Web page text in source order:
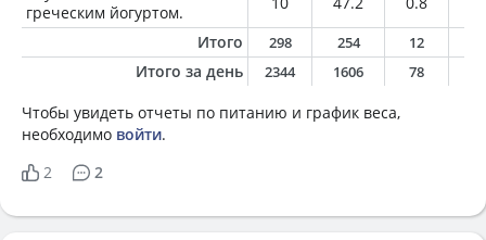
греческим йогуртом.
Итого
298 254 12
Итого за день 2344 1606 78
Чтобы увидеть отчеты по питанию и график веса,
необходимо войти.
2
2